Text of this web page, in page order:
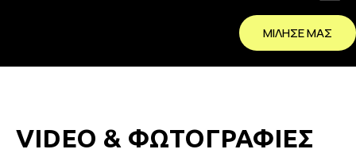
ΜΙΛΗΣΕ ΜΑΣ
VIDEO & ΦΩΤΟΓΡΑΦΙΕΣ